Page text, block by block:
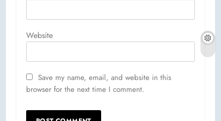
Website
Save my name, email, and website in this
browser for the next time I comment.